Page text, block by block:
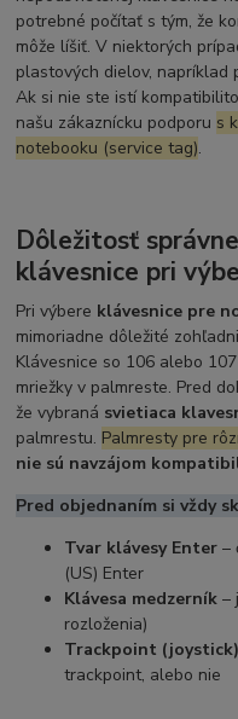
potrebné počítať s tým, že
môže líšiť. V niektorých
plastových dielov, napríklad
Ak si nie ste istí
našu zákaznícku podporu s
notebooku (service tag).
Dôležitosť
klávesnice pri
Pri výbere klávesnice pre
mimoriadne dôležité
Klávesnice so 106 alebo
mriežky v palmreste. Pred
že vybraná svietiaca
palmrestu. Palmresty pre
nie sú navzájom
Pred objednaním si vždy
Tvar klávesy Enter –
(US) Enter
Klávesa medzerník –
rozloženia)
Trackpoint (joystick)
trackpoint, alebo nie